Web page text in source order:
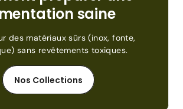
saine
des matériaux sûrs (inox, fonte,
sans revêtements toxiques.
Nos Collections